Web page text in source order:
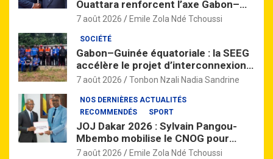
Ouattara renforcent l’axe Gabon–
Côte d’Ivoire
7 août 2026 Emile Zola Ndé Tchoussi
SOCIÉTÉ
Gabon–Guinée équatoriale : la SEEG
accélère le projet d’interconnexion
électrique dans le Woleu-Ntem
7 août 2026 Tonbon Nzali Nadia Sandrine
NOS DERNIÈRES ACTUALITÉS
RECOMMENDÉS
SPORT
JOJ Dakar 2026 : Sylvain Pangou-
Mbembo mobilise le CNOG pour
préparer la relève gabonaise
7 août 2026 Emile Zola Ndé Tchoussi